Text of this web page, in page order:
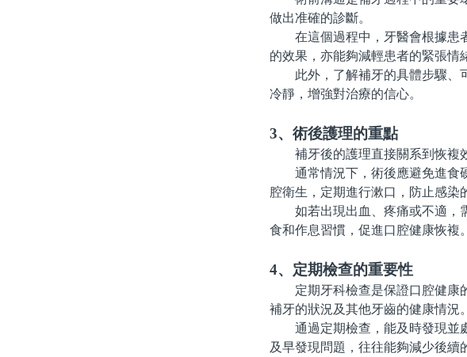
做出准確的診斷。
在這個過程中，牙醫會根據患者
的效果，亦能夠減輕患者的緊張情
此外，了解補牙的具體步驟、
冷靜，增強對治療的信心。
3、術後護理的重點
補牙後的護理直接關系到恢複效
通常情況下，術後應避免進食硬
腔衛生，定期進行漱口，防止感染
如若出現出血、疼痛或不適，需
食和作息習慣，促進口腔健康恢複。
4、定期檢查的重要性
定期牙科檢查是保證口腔健康的
補牙的狀況及其他牙齒的健康情況。
通過定期檢查，能及時發現並處
及早發現問題，往往能夠減少後續